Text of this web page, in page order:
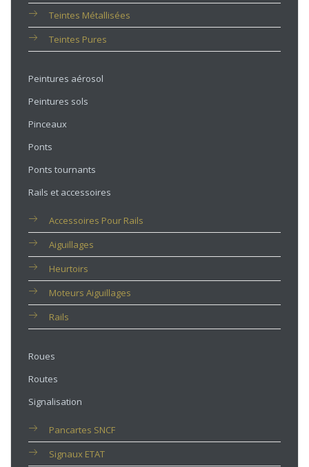
Teintes Métallisées
Teintes Pures
Peintures aérosol
Peintures sols
Pinceaux
Ponts
Ponts tournants
Rails et accessoires
Accessoires Pour Rails
Aiguillages
Heurtoirs
Moteurs Aiguillages
Rails
Roues
Routes
Signalisation
Pancartes SNCF
Signaux ETAT